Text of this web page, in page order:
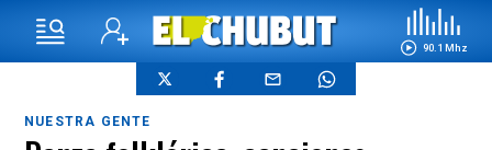
90.1 Mhz
NUESTRA GENTE